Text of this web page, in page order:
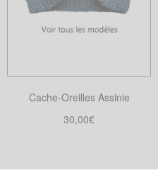
Cache-Oreilles Assinie
30,00€